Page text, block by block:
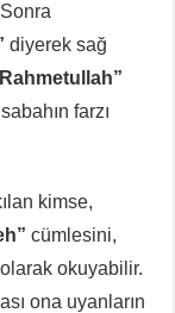
diyerek sağ
farzı
kimse,
cümlesini,
okuyabilir.
ona uyanların